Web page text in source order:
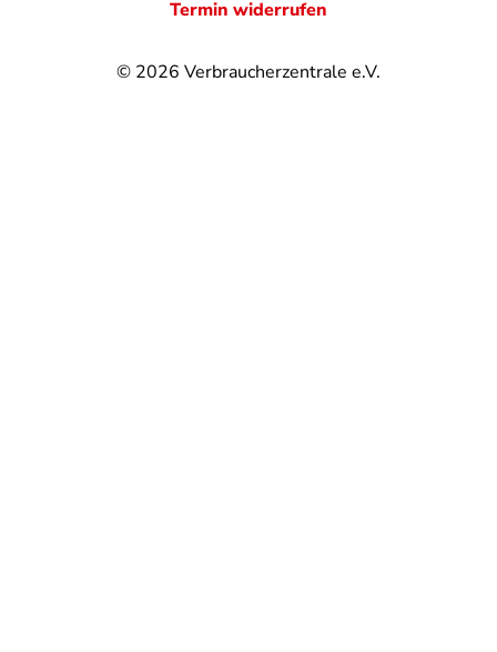
© 2026 Verbraucherzentrale e.V.
Termin widerrufen